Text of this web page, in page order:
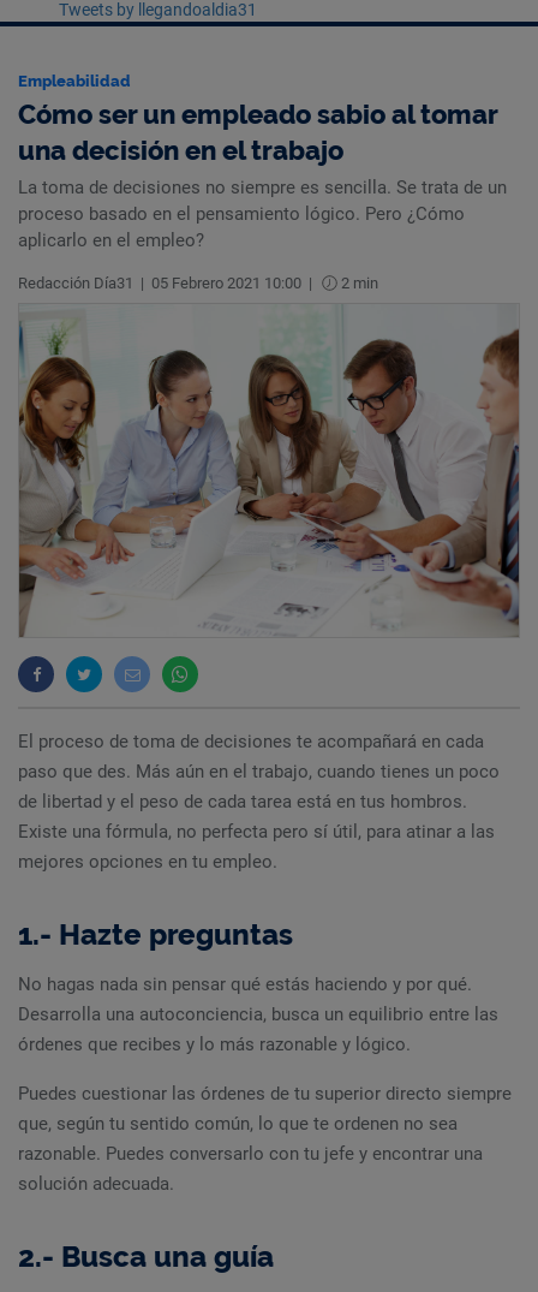
Tweets by llegandoaldia31
Empleabilidad
Cómo ser un empleado sabio al tomar
una decisión en el trabajo
La toma de decisiones no siempre es sencilla. Se trata de un
proceso basado en el pensamiento lógico. Pero ¿Cómo
aplicarlo en el empleo?
Redacción Día31 | 05 Febrero 2021 10:00 | 2 min
El proceso de toma de decisiones te acompañará en cada
paso que des. Más aún en el trabajo, cuando tienes un poco
de libertad y el peso de cada tarea está en tus hombros.
Existe una fórmula, no perfecta pero sí útil, para atinar a las
mejores opciones en tu empleo.
1.- Hazte preguntas
No hagas nada sin pensar qué estás haciendo y por qué.
Desarrolla una autoconciencia, busca un equilibrio entre las
órdenes que recibes y lo más razonable y lógico.
Puedes cuestionar las órdenes de tu superior directo siempre
que, según tu sentido común, lo que te ordenen no sea
razonable. Puedes conversarlo con tu jefe y encontrar una
solución adecuada.
2.- Busca una guía